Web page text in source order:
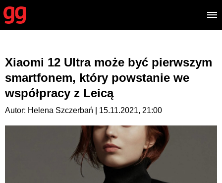
Xiaomi 12 Ultra może być pierwszym
smartfonem, który powstanie we
współpracy z Leicą
Autor: Helena Szczerbań | 15.11.2021, 21:00